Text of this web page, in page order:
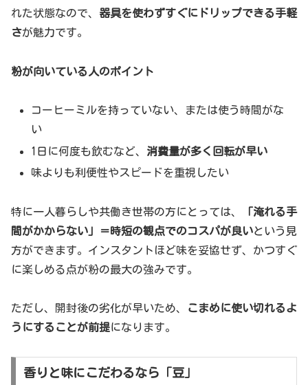
れた状態なので、 器具を使わずすぐにドリップできる手軽
さが魅力です。
粉が向いている人のポイント
コーヒーミルを持っていない、または使う時間がな
い
1日に何度も飲むなど、 消費量が多く回転が早い
味よりも利便性やスピードを重視したい
特に一人暮らしや共働き世帯の方にとっては、
「淹れる手
間がかからない」＝時短の観点でのコスパが良いという見
方ができます。インスタントほど味を妥協せず、かつすぐ
に楽しめる点が粉の最大の強みです。
ただし、開封後の劣化が早いため、
こまめに使い切れるよ
うにすることが前提になります。
香りと味にこだわるなら「豆」